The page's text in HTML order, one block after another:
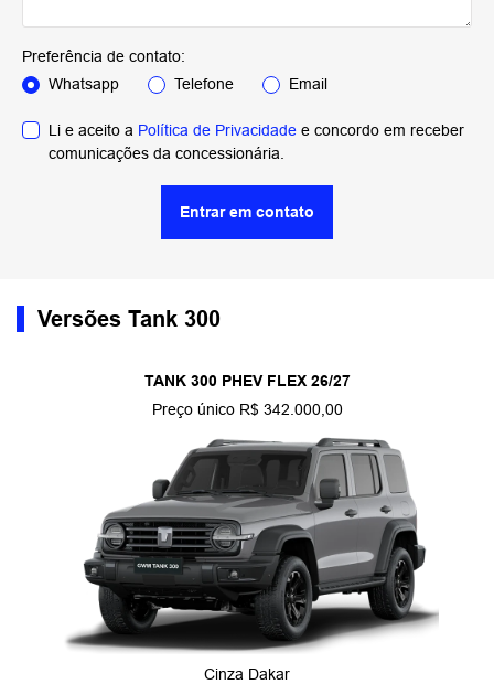
Preferência de contato:
Whatsapp
Telefone Email
Li e aceito a Política de Privacidade e concordo em receber
comunicações da concessionária.
Entrar em contato
Versões Tank 300
TANK 300 PHEV FLEX 26/27
Preço único R$ 342.000,00
Cinza Dakar